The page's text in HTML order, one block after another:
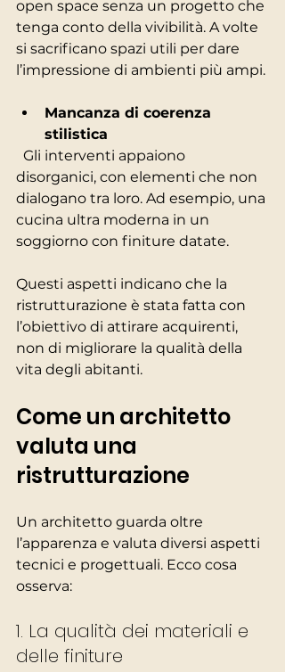
open space senza un progetto che
tenga conto della vivibilità. A volte
si sacrificano spazi utili per dare
l’impressione di ambienti più ampi.
Mancanza di coerenza
stilistica
disorganici, con elementi che non
dialogano tra loro. Ad esempio, una
cucina ultra moderna in un
soggiorno con finiture datate.
Questi aspetti indicano che la
ristrutturazione è stata fatta con
l’obiettivo di attirare acquirenti,
non di migliorare la qualità della
vita degli abitanti.
Come un architetto
valuta una
ristrutturazione
Un architetto guarda oltre
l’apparenza e valuta diversi aspetti
tecnici e progettuali. Ecco cosa
osserva:
1. La qualità dei materiali e
delle finiture